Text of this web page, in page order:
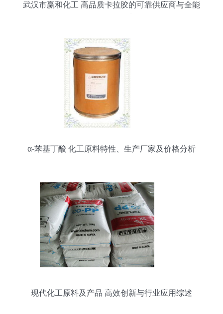
武汉市赢和化工 高品质卡拉胶的可靠供应商与全能
α-苯基丁酸 化工原料特性、生产厂家及价格分析
现代化工原料及产品 高效创新与行业应用综述